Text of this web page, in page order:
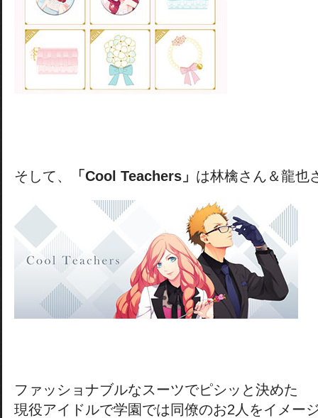
そして、 「Cool Teachers」 は林檎さん＆龍也
ファッショナブルなスーツでピシッと決めた
現役アイドルで学園では同僚のお2人をイメー